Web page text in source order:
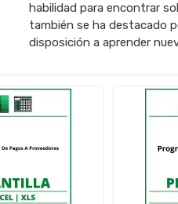
habilidad para encontrar
también se ha destacado
disposición a aprender